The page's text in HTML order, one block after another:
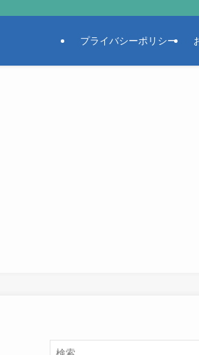
プライバシーポリシー